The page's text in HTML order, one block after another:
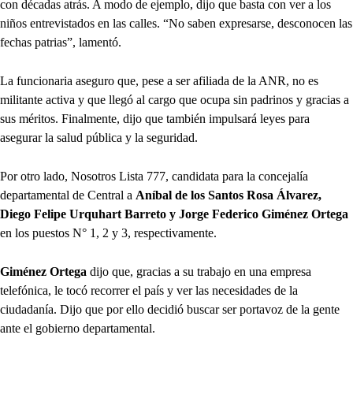
con décadas atrás. A modo de ejemplo, dijo que basta con ver a los
niños entrevistados en las calles. “No saben expresarse, desconocen las
fechas patrias”, lamentó.
La funcionaria aseguro que, pese a ser afiliada de la ANR, no es
militante activa y que llegó al cargo que ocupa sin padrinos y gracias a
sus méritos. Finalmente, dijo que también impulsará leyes para
asegurar la salud pública y la seguridad.
Por otro lado, Nosotros Lista 777, candidata para la concejalía
departamental de Central a Aníbal de los Santos Rosa Álvarez,
Diego Felipe Urquhart Barreto y Jorge Federico Giménez Ortega
en los puestos N° 1, 2 y 3, respectivamente.
Giménez Ortega dijo que, gracias a su trabajo en una empresa
telefónica, le tocó recorrer el país y ver las necesidades de la
ciudadanía. Dijo que por ello decidió buscar ser portavoz de la gente
ante el gobierno departamental.